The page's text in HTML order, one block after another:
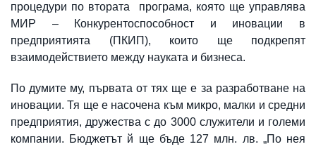
процедури по втората програма, която ще управлява
МИР – Конкурентоспособност и иновации в
предприятията (ПКИП), които ще подкрепят
взаимодействието между науката и бизнеса.
По думите му, първата от тях ще е за разработване на
иновации. Тя ще е насочена към микро, малки и средни
предприятия, дружества с до 3000 служители и големи
компании. Бюджетът й ще бъде 127 млн. лв. „По нея